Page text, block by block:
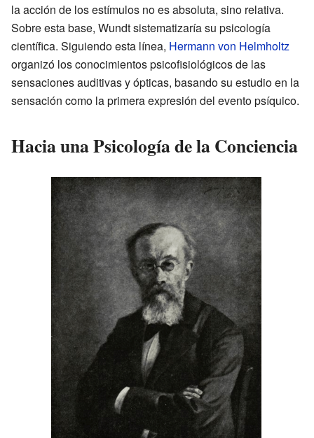
la acción de los estímulos no es absoluta, sino relativa.
Sobre esta base, Wundt sistematizaría su psicología
científica. Siguiendo esta línea, Hermann von Helmholtz
organizó los conocimientos psicofisiológicos de las
sensaciones auditivas y ópticas, basando su estudio en la
sensación como la primera expresión del evento psíquico.
Hacia una Psicología de la Conciencia